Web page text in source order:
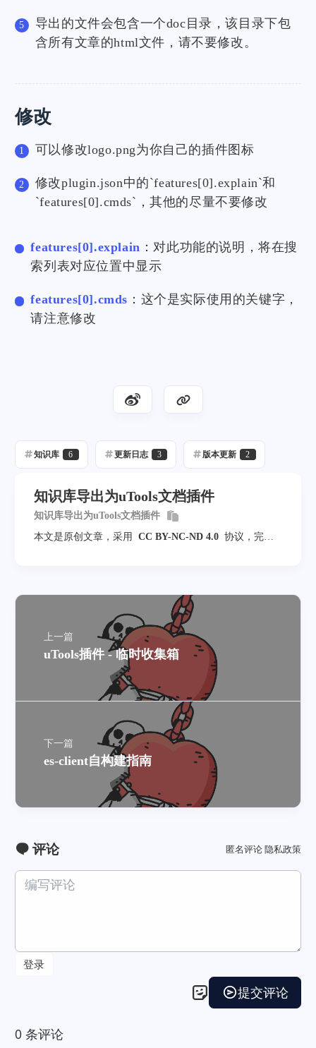
导出的文件会包含一个doc目录，该目录下包
含所有文章的html文件，请不要修改。
修改
可以修改logo.png为你自己的插件图标
修改plugin.json中的`features[0].explain`和
`features[0].cmds`，其他的尽量不要修改
features[0].explain ：对此功能的说明，将在搜
索列表对应位置中显示
features[0].cmds ：这个是实际使用的关键字，
请注意修改
知识库 6 更新日志 3 版本更新 2
知识库导出为uTools文档插件
知识库导出为uTools文档插件
本文是原创文章，采用
CC BY-NC-ND 4.0 协议，完整
上一篇
uTools插件 - 临时收集箱
下一篇
es-client自构建指南
评论 匿名评论 隐私政策